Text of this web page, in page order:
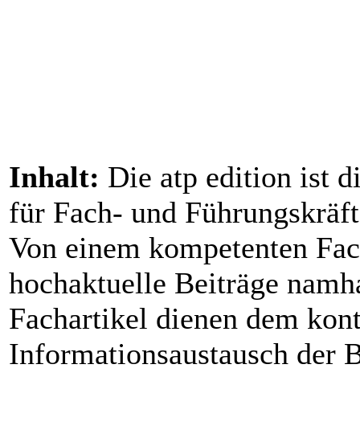
Inhalt: Die atp edition ist
für Fach- und
Von einem kompetenten
hochaktuelle Beiträge
Fachartikel dienen dem
Informationsaustausch der